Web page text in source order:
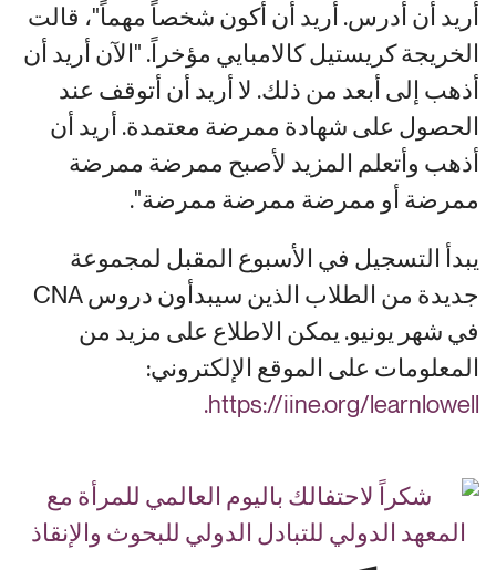
أريد أن أدرس. أريد أن أكون شخصاً مهماً"، قالت
الخريجة كريستيل كالامبايي مؤخراً. "الآن أريد أن
أذهب إلى أبعد من ذلك. لا أريد أن أتوقف عند
الحصول على شهادة ممرضة معتمدة. أريد أن
أذهب وأتعلم المزيد لأصبح ممرضة ممرضة
ممرضة أو ممرضة ممرضة ممرضة".
يبدأ التسجيل في الأسبوع المقبل لمجموعة
جديدة من الطلاب الذين سيبدأون دروس CNA
في شهر يونيو. يمكن الاطلاع على مزيد من
المعلومات على الموقع الإلكتروني:
https://iine.org/learnlowell.